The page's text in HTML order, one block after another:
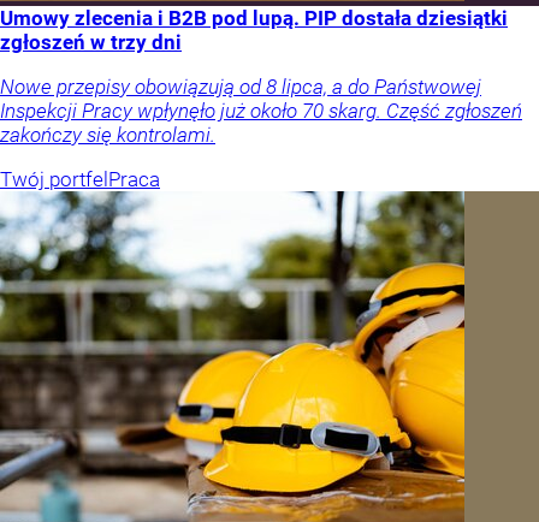
Umowy zlecenia i B2B pod lupą. PIP dostała dziesiątki
zgłoszeń w trzy dni
Nowe przepisy obowiązują od 8 lipca, a do Państwowej
Inspekcji Pracy wpłynęło już około 70 skarg. Część zgłoszeń
zakończy się kontrolami.
Twój portfel Praca